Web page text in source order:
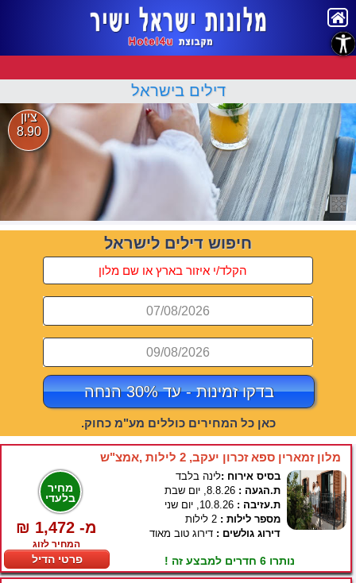
דילים בישראל
ציון
8.90
חיפוש דילים לישראל
07/08/2026
09/08/2026
בדקו זמינות - עד 30% הנחה
כאן כל המחירים כוללים מע"מ כחוק.
מלון זמארין ספא זכרון יעקב, 2 לילות ,אמצ"ש
מחיר
בלעדי
₪ 1,472 -מ
המחיר לזוג
פרטי הדיל
בסיס אירוח :לינה בלבד
ת.הגעה :
ת.עזיבה :
מספר לילות :
דירוג גולשים : דירוג טוב מאוד
נותרו 6 חדרים למבצע זה !
נגישות